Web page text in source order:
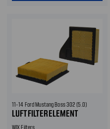
11-14 Ford Mustang Boss 302 (5.0)
LUFTFILTERELEMENT
WIX Filters